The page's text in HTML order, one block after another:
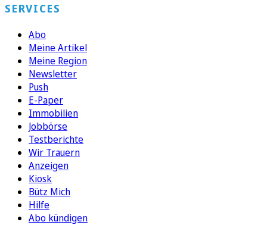
SERVICES
Abo
Meine Artikel
Meine Region
Newsletter
Push
E-Paper
Immobilien
Jobbörse
Testberichte
Wir Trauern
Anzeigen
Kiosk
Bütz Mich
Hilfe
Abo kündigen